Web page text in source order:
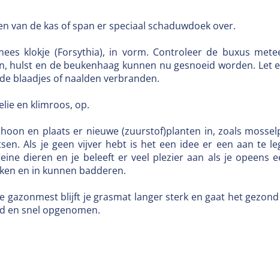
van de kas of span er speciaal schaduwdoek over.
klokje (Forsythia), in vorm. Controleer de buxus
hulst en de beukenhaag kunnen nu gesnoeid worden.
blaadjes of naalden verbranden.
en klimroos, op.
en plaats er nieuwe (zuurstof)planten in, zoals
Als je geen vijver hebt is het een idee er een aan te
dieren en je beleeft er veel plezier aan als je opeens
en in kunnen badderen.
gazonmest blijft je grasmat langer sterk en gaat het
en snel opgenomen.